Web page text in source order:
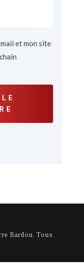
et mon site
Bardou. Tous